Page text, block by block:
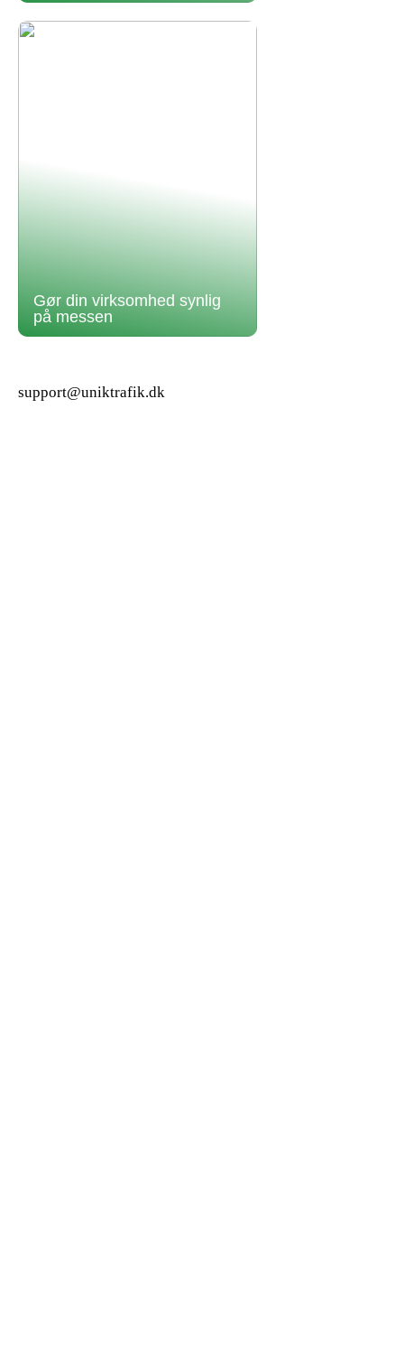
Gør din virksomhed synlig
på messen
support@uniktrafik.dk